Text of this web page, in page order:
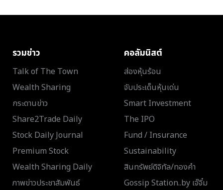
รวมข่าว
Talk of The Town
Wealth Sharing
กระดานข่าว
Share2Trade Daily
Stock Daily Journal
Premium Stock
Wealth Sharing Daily
ภาพข่าวประชาสัมพันธ์
คอลัมนิสต์
ส่องหุ้นร้อน
จับประเด็นหุ้นเด่น
Smart Investment
The IPO
Fund / Insurance
Sustainability
สินทรัพย์ดิจิทัล/ทองคำ
Gossip Station..by เจ๊จิ๋ม